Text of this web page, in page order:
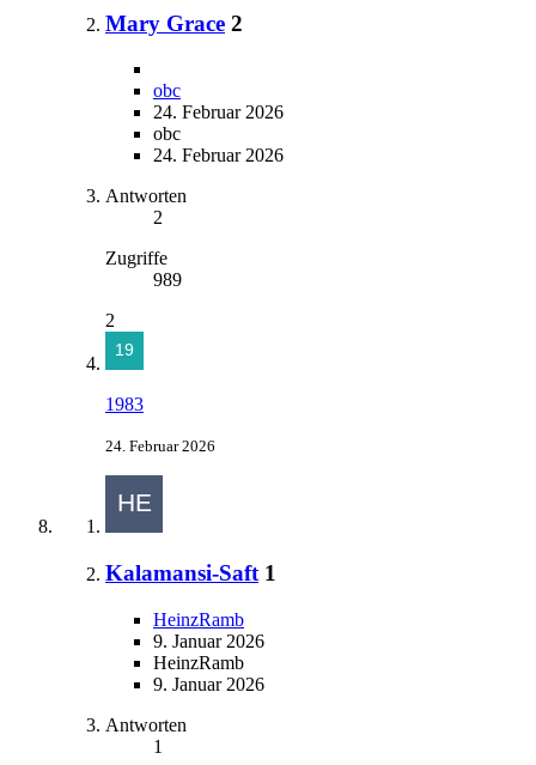
Mary Grace 2
obc
24. Februar 2026
obc
24. Februar 2026
Antworten
2
Zugriffe
989
2
1983
24. Februar 2026
Kalamansi-Saft 1
HeinzRamb
9. Januar 2026
HeinzRamb
9. Januar 2026
Antworten
1